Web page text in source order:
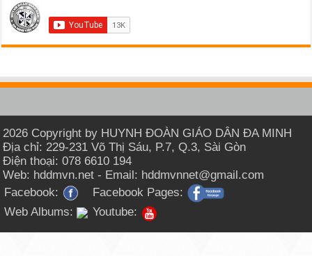
2026 Copyright by HUYNH ĐOÀN GIÁO DÂN ĐA MINH
Địa chỉ: 229-231 Võ Thị Sáu, P.7, Q.3, Sài Gòn
Điện thoại: 078 6610 194
Web: hddmvn.net - Email: hddmvnnet@gmail.com
Facebook:
Facebook Pages:
Web Albums:
Youtube: